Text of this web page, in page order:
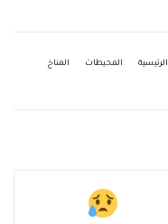
الرئيسية المحيطات
المناخ